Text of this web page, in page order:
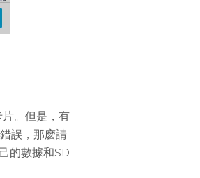
。但是，有
誤，那麽請
的數據和SD